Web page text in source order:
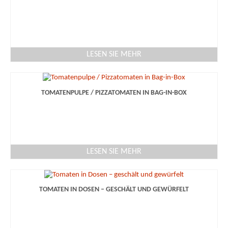
LESEN SIE MEHR
TOMATENPULPE / PIZZATOMATEN IN BAG-IN-BOX
LESEN SIE MEHR
TOMATEN IN DOSEN – GESCHÄLT UND GEWÜRFELT